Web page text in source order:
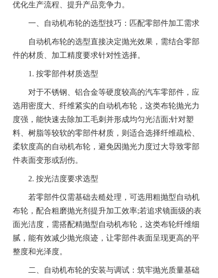
优化生产流程、提升产品竞争力。
一、自动机布轮的选型技巧：匹配零部件加工需求
自动机布轮的选型直接决定抛光效果，需结合零部
件的材质、加工精度要求针对性选择。
1. 按零部件材质选型
对于不锈钢、铝合金等硬度较高的汽车零部件，应
选用密度大、纤维紧实的自动机布轮，这类布轮抛光力
度强，能快速去除加工毛刺并形成均匀光洁面;针对塑
料、树脂等较软的零部件材质，则适合选择纤维疏松、
柔软度高的自动机布轮，避免因抛光力度过大导致零部
件表面变形或刮伤。
2. 按光洁度要求选型
若零部件仅需基础去糙处理，可选用粗抛型自动机
布轮，配合粗磨抛光剂提升加工效率;若追求镜面级的表
面光洁度，需搭配精抛型自动机布轮，这类布轮纤维细
腻，能有效减少抛光痕迹，让零部件表面呈现更高的平
整度和光泽度。
二、自动机布轮的安装与调试：筑牢抛光质量基础